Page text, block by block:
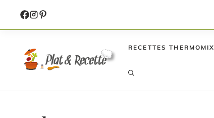
contenu
RECETTES THERMOMIX